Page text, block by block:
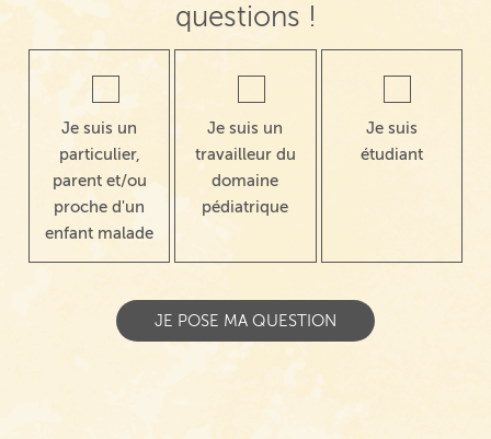
questions !
Je suis un
particulier,
parent et/ou
proche d'un
enfant malade
Je suis un
travailleur du
domaine
pédiatrique
Je suis
étudiant